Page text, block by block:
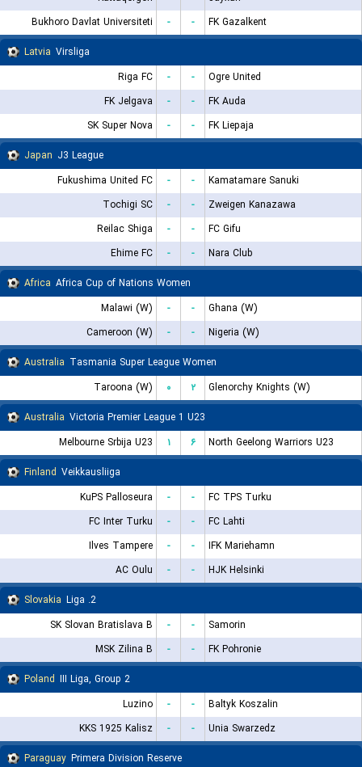
Bukhoro Davlat Universiteti
- -
FK Gazalkent
Latvia Virsliga
Riga FC
- -
Ogre United
FK Jelgava
- -
FK Auda
SK Super Nova
- -
FK Liepaja
Japan J3 League
Fukushima United FC
- -
Kamatamare Sanuki
Tochigi SC
- -
Zweigen Kanazawa
Reilac Shiga
- -
FC Gifu
Ehime FC
- -
Nara Club
Africa Africa Cup of Nations Women
Malawi (W)
- -
Ghana (W)
Cameroon (W)
- -
Nigeria (W)
Australia Tasmania Super League Women
Taroona (W)
۰ ۲
Glenorchy Knights (W)
Australia Victoria Premier League 1 U23
Melbourne Srbija U23
۱ ۶
North Geelong Warriors U23
Finland Veikkausliiga
KuPS Palloseura
- -
FC TPS Turku
FC Inter Turku
- -
FC Lahti
Ilves Tampere
- -
IFK Mariehamn
AC Oulu
- -
HJK Helsinki
Slovakia
2. Liga
SK Slovan Bratislava B
- -
Samorin
MSK Zilina B
- -
FK Pohronie
Poland III Liga, Group 2
Luzino
- -
Baltyk Koszalin
KKS 1925 Kalisz
- -
Unia Swarzedz
Paraguay Primera Division Reserve